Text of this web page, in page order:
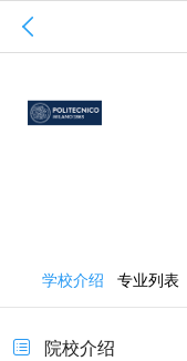

学校介绍 专业列表
 院校介绍